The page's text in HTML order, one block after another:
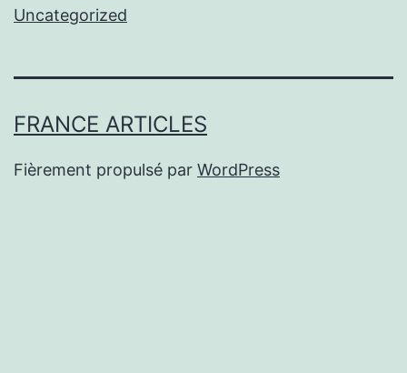
Uncategorized
FRANCE ARTICLES
Fièrement propulsé par WordPress